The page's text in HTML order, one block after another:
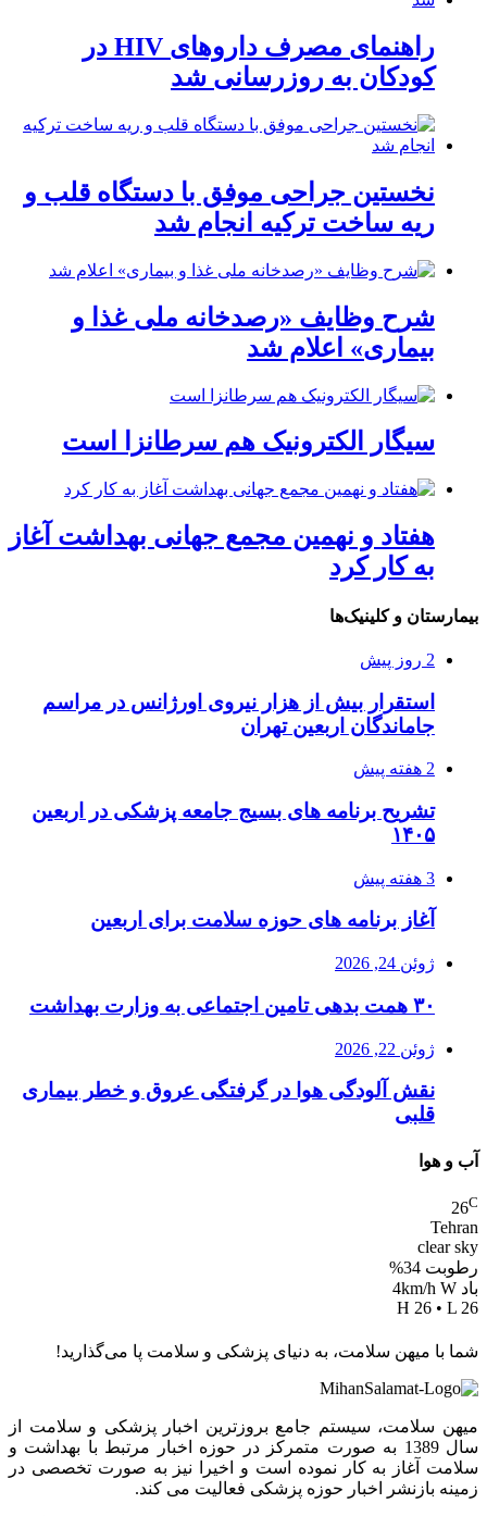
راهنمای مصرف داروهای HIV در
کودکان به روزرسانی شد
نخستین جراحی موفق با دستگاه قلب و
ریه ساخت ترکیه انجام شد
شرح وظایف «رصدخانه ملی غذا و
بیماری» اعلام شد
سیگار الکترونیک هم سرطانزا است
هفتاد و نهمین مجمع جهانی بهداشت آغاز
به کار کرد
بیمارستان و کلینیک‌ها
2 روز پیش
استقرار بیش از هزار نیروی اورژانس در مراسم
جاماندگان اربعین تهران
2 هفته پیش
تشریح برنامه های بسیج جامعه پزشکی در اربعین
۱۴۰۵
3 هفته پیش
آغاز برنامه های حوزه سلامت برای اربعین
ژوئن 24, 2026
۳۰ همت بدهی تامین اجتماعی به وزارت بهداشت
ژوئن 22, 2026
نقش آلودگی هوا در گرفتگی عروق و خطر بیماری
قلبی
آب و هوا
26C
Tehran
clear sky
رطوبت 34%
باد 4km/h W
H 26 • L 26
شما با میهن سلامت، به دنیای پزشکی و سلامت پا می‌گذارید!
میهن سلامت، سیستم جامع بروزترین اخبار پزشکی و سلامت از
سال 1389 به صورت متمرکز در حوزه اخبار مرتبط با بهداشت و
سلامت آغاز به کار نموده است و اخیرا نیز به صورت تخصصی در
زمینه بازنشر اخبار حوزه پزشکی فعالیت می کند.